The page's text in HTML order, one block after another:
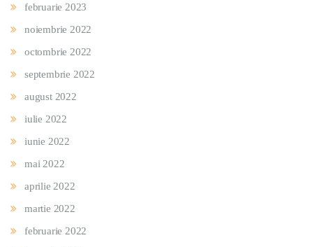
februarie 2023
noiembrie 2022
octombrie 2022
septembrie 2022
august 2022
iulie 2022
iunie 2022
mai 2022
aprilie 2022
martie 2022
februarie 2022